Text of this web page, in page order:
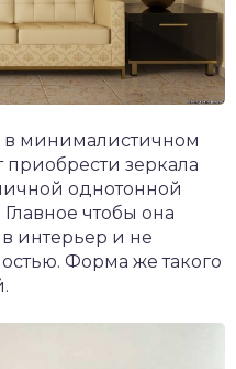
в минималистичном
приобрести зеркала
однотонной
чтобы она
интерьер и не
Форма же такого